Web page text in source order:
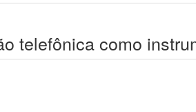
telefônica como